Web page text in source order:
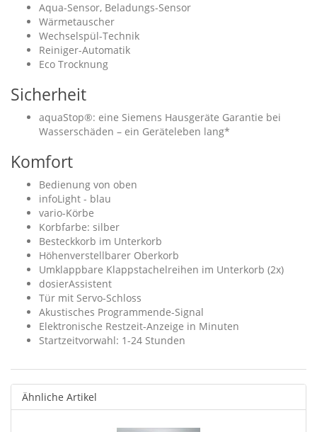
Aqua-Sensor, Beladungs-Sensor
Wärmetauscher
Wechselspül-Technik
Reiniger-Automatik
Eco Trocknung
Sicherheit
aquaStop®: eine Siemens Hausgeräte Garantie bei
Wasserschäden – ein Geräteleben lang*
Komfort
Bedienung von oben
infoLight - blau
vario-Körbe
Korbfarbe: silber
Besteckkorb im Unterkorb
Höhenverstellbarer Oberkorb
Umklappbare Klappstachelreihen im Unterkorb (2x)
dosierAssistent
Tür mit Servo-Schloss
Akustisches Programmende-Signal
Elektronische Restzeit-Anzeige in Minuten
Startzeitvorwahl: 1-24 Stunden
Ähnliche Artikel